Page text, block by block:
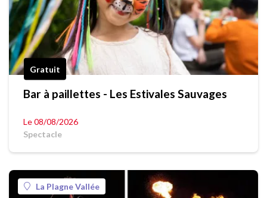
Gratuit
Bar à paillettes - Les Estivales Sauvages
Le 08/08/2026
Spectacle
La Plagne Vallée